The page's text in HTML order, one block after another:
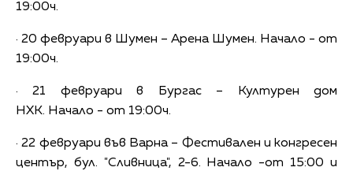
19:00ч.
· 20 февруари в Шумен – Арена Шумен. Начало - от
19:00ч.
· 21 февруари в Бургас – Културен дом
НХК. Начало - от 19:00ч.
· 22 февруари във Варна – Фестивален и конгресен
център, бул. "Сливница", 2-6. Начало -от 15:00 и